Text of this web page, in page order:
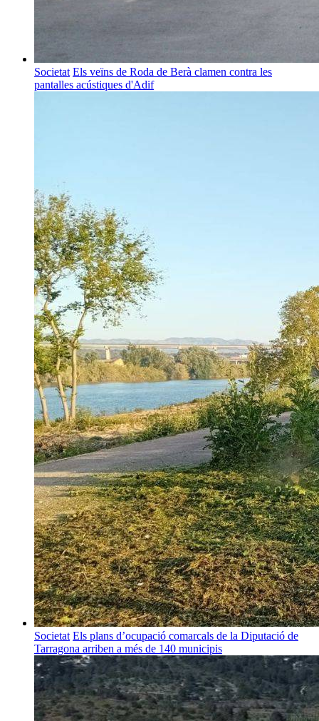
Societat Els veïns de Roda de Berà clamen contra les
pantalles acústiques d'Adif
Societat Els plans d’ocupació comarcals de la Diputació de
Tarragona arriben a més de 140 municipis